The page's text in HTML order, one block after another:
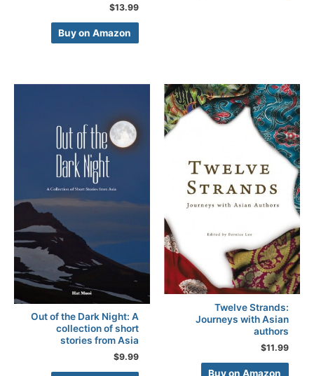
$13.99
Buy on Amazon
Twelve Strands:
Journeys with Asian
authors
$11.99
Buy on Amazon
Out of the Dark Night: A
collection of short
stories from Asia
$9.99